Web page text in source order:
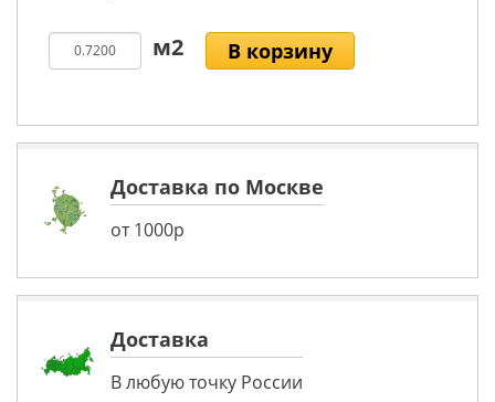
В корзину
Доставка по Москве
от 1000р
Доставка
В любую точку России